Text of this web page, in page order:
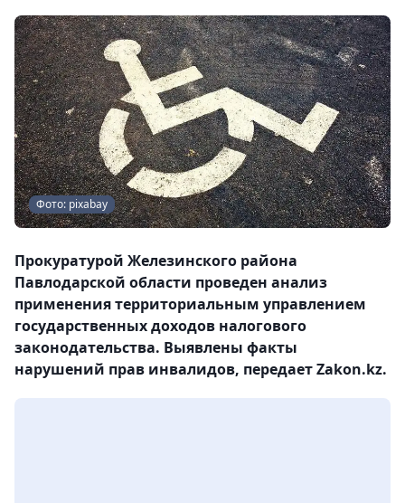
Фото: pixabay
Прокуратурой Железинского района
Павлодарской области проведен анализ
применения территориальным управлением
государственных доходов налогового
законодательства. Выявлены факты
нарушений прав инвалидов, передает Zakon.kz.